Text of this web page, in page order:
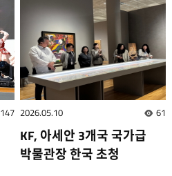
조회수
147 2026.05.10 조
61
KF, 아세안 3개국 국가급
박물관장 한국 초청